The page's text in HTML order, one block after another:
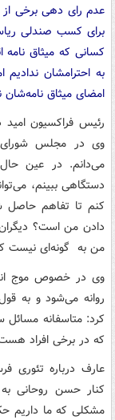
عدم رای دهی برخی از
برای کسب صندلی
کسانی که میثاق نامه
به احترامشان
امضای میثاق
رئیس فراکسیون امید
وی در مجلس شورای
می‌دانم. در عین
دستگاهی ببینم،
کنم تا تفاهم
دادن من است؟
من به گونه‌ای نیست
وی در خصوص موج
روانه می‌شود و به قول
کرد:‌ متاسفانه
که در برخی افراد
عارف درباره تئوری
مشکلی که ما داریم